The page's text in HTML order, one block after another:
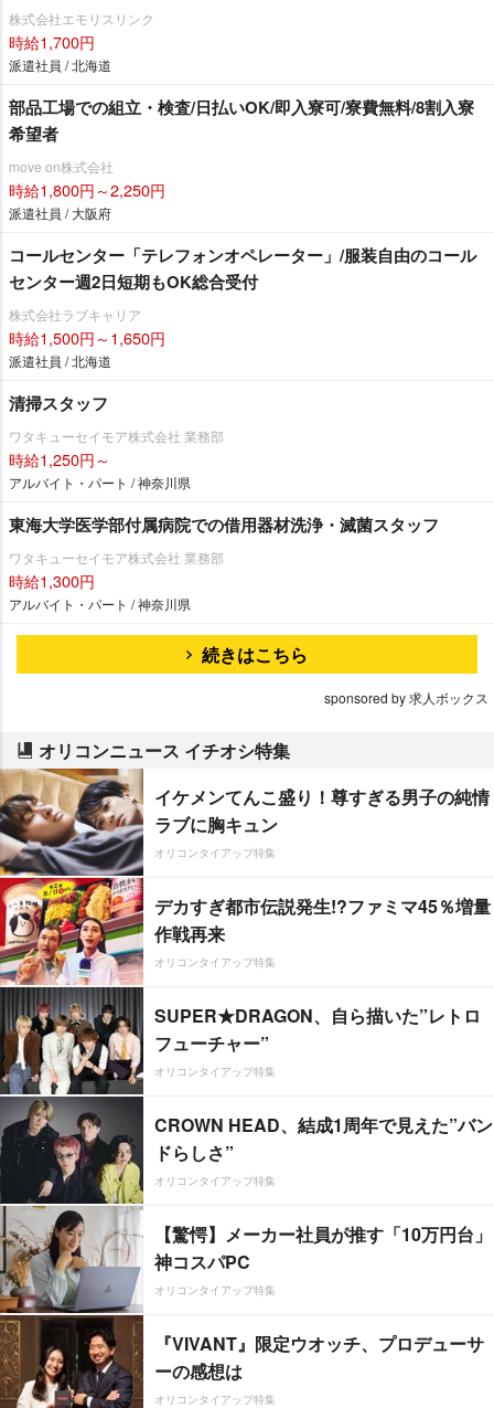
株式会社エモリスリンク
時給1,700円
派遣社員 / 北海道
部品工場での組立・検査/日払いOK/即入寮可/寮費無料/8割入寮
希望者
move on株式会社
時給1,800円～2,250円
派遣社員 / 大阪府
コールセンター「テレフォンオペレーター」/服装自由のコール
センター週2日短期もOK総合受付
株式会社ラブキャリア
時給1,500円～1,650円
派遣社員 / 北海道
清掃スタッフ
ワタキューセイモア株式会社 業務部
時給1,250円～
アルバイト・パート / 神奈川県
東海大学医学部付属病院での借用器材洗浄・滅菌スタッフ
ワタキューセイモア株式会社 業務部
時給1,300円
アルバイト・パート / 神奈川県
続きはこちら
sponsored by 求人ボックス
オリコンニュース イチオシ特集
イケメンてんこ盛り！尊すぎる男子の純情
ラブに胸キュン
オリコンタイアップ特集
デカすぎ都市伝説発生!?ファミマ45％増量
作戦再来
オリコンタイアップ特集
SUPER★DRAGON、自ら描いた”レトロ
フューチャー”
オリコンタイアップ特集
CROWN HEAD、結成1周年で見えた”バン
ドらしさ”
オリコンタイアップ特集
【驚愕】メーカー社員が推す「10万円台」
神コスパPC
オリコンタイアップ特集
『VIVANT』限定ウオッチ、プロデューサ
ーの感想は
オリコンタイアップ特集